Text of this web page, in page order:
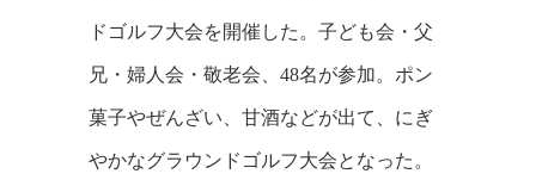
ドゴルフ大会を開催した。子ども会・父
兄・婦人会・敬老会、48名が参加。ポン
菓子やぜんざい、甘酒などが出て、にぎ
やかなグラウンドゴルフ大会となった。